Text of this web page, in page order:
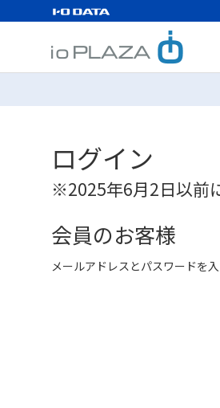
ログイン
※2025年6月2日以前
会員のお客様
メールアドレスとパスワードを